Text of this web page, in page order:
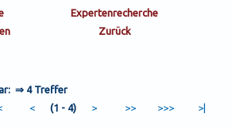
⇒ 4 Treffer
(1 - 4)